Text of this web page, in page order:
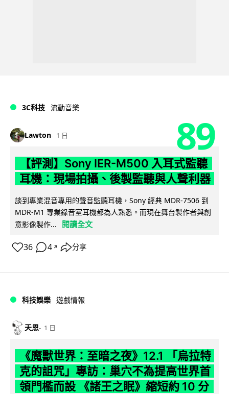
3C科技 流動音樂
Lawton 1 日 89
【評測】Sony IER-M500 入耳式監聽
耳機：現場拍攝、後製監聽與人聲利器
談到專業混音專用的聲音監聽耳機，Sony 經典 MDR-7506 到
MDR-M1 專業錄音室耳機都為人熟悉。而現在舞台製作者與創
意影像製作...
閱讀全文
36 4 ↗ 分享
科技娛樂 遊戲情報
天恩 1 日
《魔獸世界：至暗之夜》12.1 「烏拉特
克的詛咒」專訪：巢穴不為提高世界首
領門檻而設 《諸王之眠》縮短約 10 分